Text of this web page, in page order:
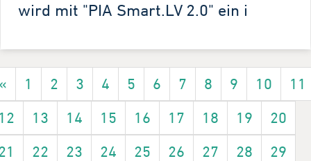
wird mit "PIA Smart.LV 2.0" ein i
1 2 3 4 5 6 7 8 9 10
11
13 14 15 16 17 18 19
20
22 23 24 25 26 27 28
29